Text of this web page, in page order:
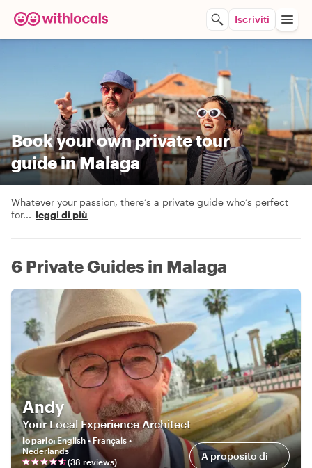
Iscriviti
Book your own private tour
guide in Malaga
Whatever your passion, there’s a private guide who’s perfect
for... leggi di più
6 Private Guides in Malaga
Andy
Your Local Experience Architect
Io parlo:English • Français •
Nederlands
(38 reviews) A proposito di